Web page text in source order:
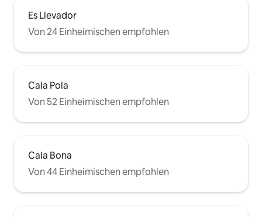
Es Llevador
Von 24 Einheimischen empfohlen
Cala Pola
Von 52 Einheimischen empfohlen
Cala Bona
Von 44 Einheimischen empfohlen